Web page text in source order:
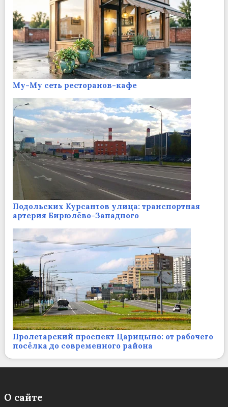
Му-Му сеть ресторанов-кафе
Подольских Курсантов улица: транспортная
артерия Бирюлёво-Западного
Пролетарский проспект Царицыно: от рабочего
посёлка до современного района
О сайте